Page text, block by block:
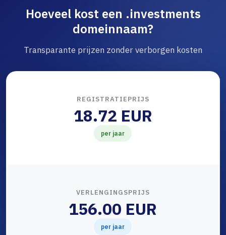
Hoeveel kost een .investments
domeinnaam?
Transparante prijzen zonder verborgen kosten
REGISTRATIEPRIJS
18.72 EUR
per jaar
VERLENGINGSPRIJS
156.00 EUR
per jaar